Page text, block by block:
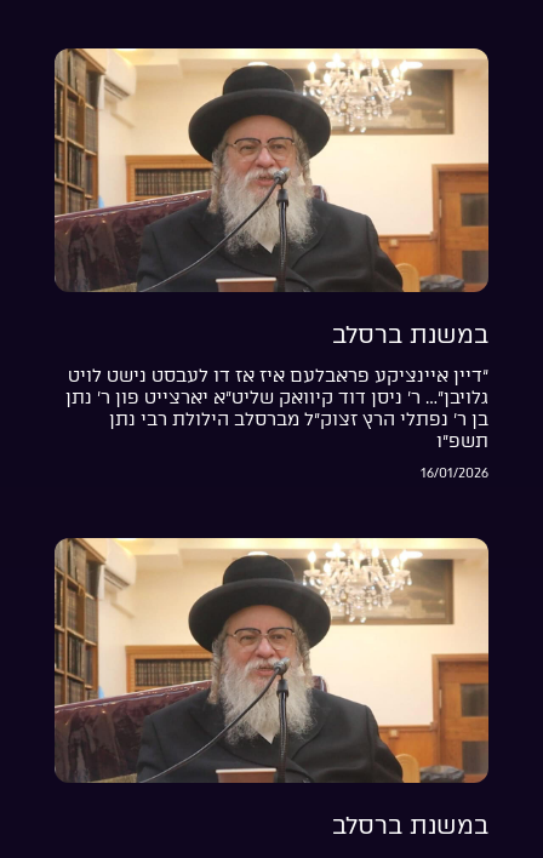
במשנת ברסלב
“דיין איינציקע פראבלעם איז אז דו לעבסט נישט לויט
גלויבן”… ר’ ניסן דוד קיוואק שליט”א יארצייט פון ר’ נתן
בן ר’ נפתלי הרץ זצוק”ל מברסלב הילולת רבי נתן
תשפ”ו
16/01/2026
במשנת ברסלב